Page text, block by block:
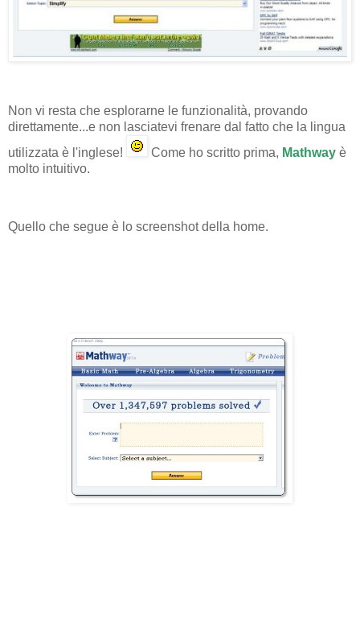
Non vi resta che esplorarne le funzionalità, provando
direttamente...e non lasciatevi frenare dal fatto che la lingua
utilizzata è l'inglese!
Come ho scritto prima, Mathway è
molto intuitivo.
Quello che segue è lo screenshot della home.